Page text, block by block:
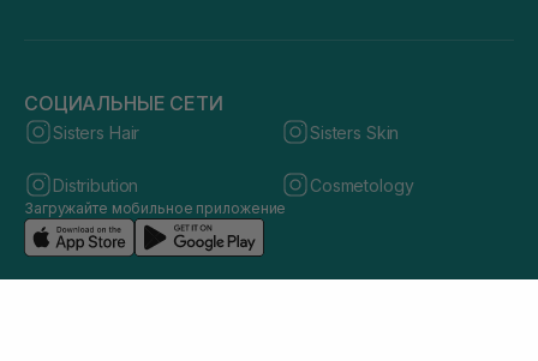
СОЦИАЛЬНЫЕ СЕТИ
Sisters Hair Sisters Skin
Distribution Cosmetology
Загружайте мобильное приложение